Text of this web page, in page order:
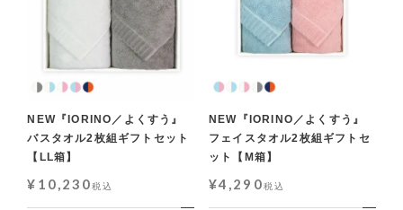
NEW『IORINO／よくすう』
バスタオル2枚組ギフトセット
【LL箱】
¥ 10,230税込
NEW『IORINO／よくすう』
フェイスタオル2枚組ギフトセ
ット【M箱】
¥4,290税込